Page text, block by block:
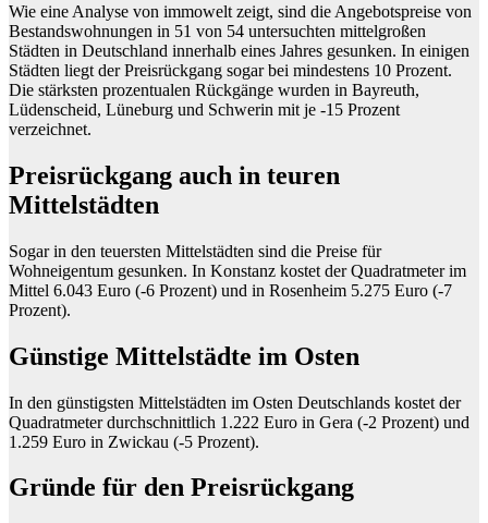
Wie eine Analyse von immowelt zeigt, sind die Angebotspreise von
Bestandswohnungen in 51 von 54 untersuchten mittelgroßen
Städten in Deutschland innerhalb eines Jahres gesunken. In einigen
Städten liegt der Preisrückgang sogar bei mindestens 10 Prozent.
Die stärksten prozentualen Rückgänge wurden in Bayreuth,
Lüdenscheid, Lüneburg und Schwerin mit je -15 Prozent
verzeichnet.
Preisrückgang auch in teuren
Mittelstädten
Sogar in den teuersten Mittelstädten sind die Preise für
Wohneigentum gesunken. In Konstanz kostet der Quadratmeter im
Mittel 6.043 Euro (-6 Prozent) und in Rosenheim 5.275 Euro (-7
Prozent).
Günstige Mittelstädte im Osten
In den günstigsten Mittelstädten im Osten Deutschlands kostet der
Quadratmeter durchschnittlich 1.222 Euro in Gera (-2 Prozent) und
1.259 Euro in Zwickau (-5 Prozent).
Gründe für den Preisrückgang